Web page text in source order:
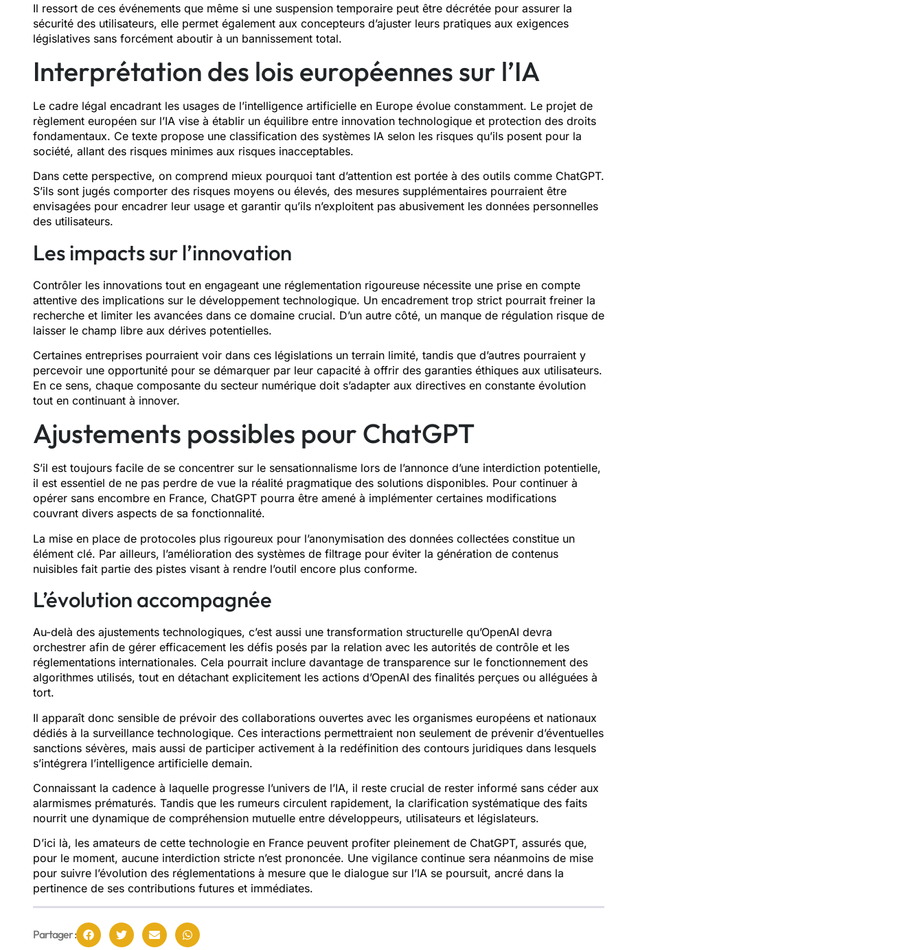
Il ressort de ces événements que même si une suspension temporaire peut être décrétée pour assurer la
sécurité des utilisateurs, elle permet également aux concepteurs d’ajuster leurs pratiques aux exigences
législatives sans forcément aboutir à un bannissement total.
Interprétation des lois européennes sur l’IA
Le cadre légal encadrant les usages de l’intelligence artificielle en Europe évolue constamment. Le projet de
règlement européen sur l’IA vise à établir un équilibre entre innovation technologique et protection des droits
fondamentaux. Ce texte propose une classification des systèmes IA selon les risques qu’ils posent pour la
société, allant des risques minimes aux risques inacceptables.
Dans cette perspective, on comprend mieux pourquoi tant d’attention est portée à des outils comme ChatGPT.
S’ils sont jugés comporter des risques moyens ou élevés, des mesures supplémentaires pourraient être
envisagées pour encadrer leur usage et garantir qu’ils n’exploitent pas abusivement les données personnelles
des utilisateurs.
Les impacts sur l’innovation
Contrôler les innovations tout en engageant une réglementation rigoureuse nécessite une prise en compte
attentive des implications sur le développement technologique. Un encadrement trop strict pourrait freiner la
recherche et limiter les avancées dans ce domaine crucial. D’un autre côté, un manque de régulation risque de
laisser le champ libre aux dérives potentielles.
Certaines entreprises pourraient voir dans ces législations un terrain limité, tandis que d’autres pourraient y
percevoir une opportunité pour se démarquer par leur capacité à offrir des garanties éthiques aux utilisateurs.
En ce sens, chaque composante du secteur numérique doit s’adapter aux directives en constante évolution
tout en continuant à innover.
Ajustements possibles pour ChatGPT
S’il est toujours facile de se concentrer sur le sensationnalisme lors de l’annonce d’une interdiction potentielle,
il est essentiel de ne pas perdre de vue la réalité pragmatique des solutions disponibles. Pour continuer à
opérer sans encombre en France, ChatGPT pourra être amené à implémenter certaines modifications
couvrant divers aspects de sa fonctionnalité.
La mise en place de protocoles plus rigoureux pour l’anonymisation des données collectées constitue un
élément clé. Par ailleurs, l’amélioration des systèmes de filtrage pour éviter la génération de contenus
nuisibles fait partie des pistes visant à rendre l’outil encore plus conforme.
L’évolution accompagnée
Au-delà des ajustements technologiques, c’est aussi une transformation structurelle qu’OpenAI devra
orchestrer afin de gérer efficacement les défis posés par la relation avec les autorités de contrôle et les
réglementations internationales. Cela pourrait inclure davantage de transparence sur le fonctionnement des
algorithmes utilisés, tout en détachant explicitement les actions d’OpenAI des finalités perçues ou alléguées à
tort.
Il apparaît donc sensible de prévoir des collaborations ouvertes avec les organismes européens et nationaux
dédiés à la surveillance technologique. Ces interactions permettraient non seulement de prévenir d’éventuelles
sanctions sévères, mais aussi de participer activement à la redéfinition des contours juridiques dans lesquels
s’intégrera l’intelligence artificielle demain.
Connaissant la cadence à laquelle progresse l’univers de l’IA, il reste crucial de rester informé sans céder aux
alarmismes prématurés. Tandis que les rumeurs circulent rapidement, la clarification systématique des faits
nourrit une dynamique de compréhension mutuelle entre développeurs, utilisateurs et législateurs.
D’ici là, les amateurs de cette technologie en France peuvent profiter pleinement de ChatGPT, assurés que,
pour le moment, aucune interdiction stricte n’est prononcée. Une vigilance continue sera néanmoins de mise
pour suivre l’évolution des réglementations à mesure que le dialogue sur l’IA se poursuit, ancré dans la
pertinence de ses contributions futures et immédiates.
Partager :